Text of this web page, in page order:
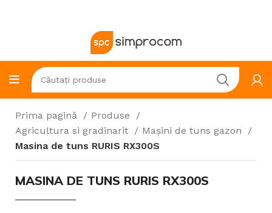
Prima pagină
Produse
Agricultura si gradinarit
Mașini de tuns gazon
Masina de tuns RURIS RX300S
MASINA DE TUNS RURIS RX300S